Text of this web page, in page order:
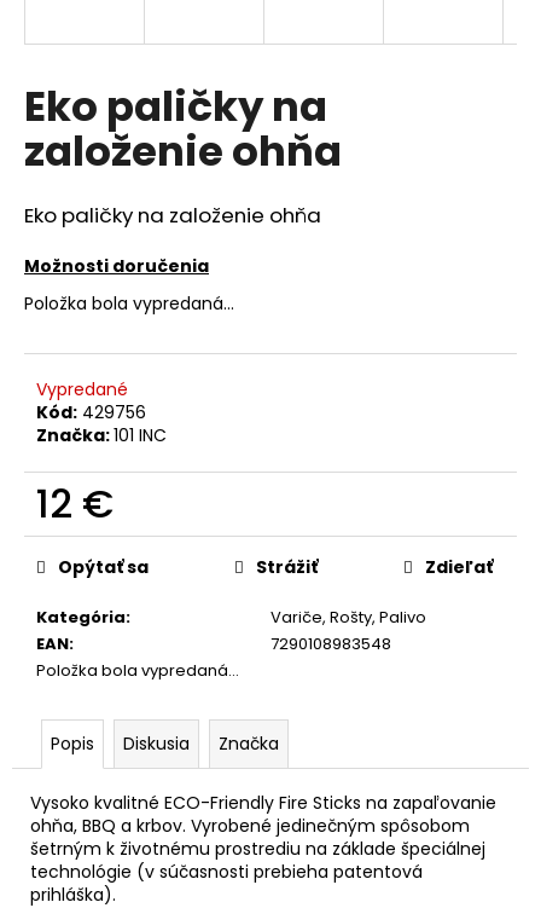
Eko paličky na
založenie ohňa
Eko paličky na založenie ohňa
Možnosti doručenia
Položka bola vypredaná…
Vypredané
Kód: 429756
Značka:101 INC
12 €
Jednotková
cena:
Kategória:
Variče, Rošty, Palivo
EAN:
7290108983548
Položka bola vypredaná…
Opýtať sa Strážiť Zdieľať
Popis Diskusia Značka
Vysoko kvalitné ECO-Friendly Fire Sticks na zapaľovanie
ohňa, BBQ a krbov. Vyrobené jedinečným spôsobom
šetrným k životnému prostrediu na základe špeciálnej
technológie (v súčasnosti prebieha patentová
prihláška).
s
ť
?
O
d
p
o
č
a
e